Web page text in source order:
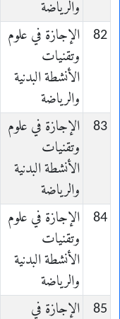
والرياضة
82
الإجازة في علوم
وتقنيات
الأنشطة البدنية
والرياضة
83
الإجازة في علوم
وتقنيات
الأنشطة البدنية
والرياضة
84
الإجازة في علوم
وتقنيات
الأنشطة البدنية
والرياضة
85
الإجازة في